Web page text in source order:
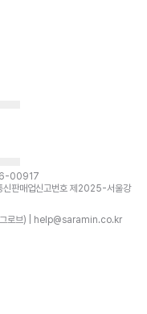
00917
판매업신고번호 제2025-서울강
그로브) | help@saramin.co.kr